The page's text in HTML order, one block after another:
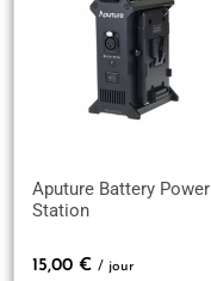
Aputure Battery Power
Station
15,00 € / jour